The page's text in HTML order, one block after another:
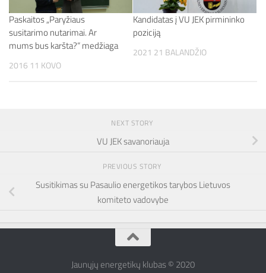
Paskaitos „Paryžiaus
susitarimo nutarimai. Ar
mums bus karšta?“ medžiaga
2016 11 KOVO
Kandidatas į VU JEK pirmininko
poziciją
2021 21 BALANDŽIO
NEXT STORY
VU JEK savanoriauja
PREVIOUS STORY
Susitikimas su Pasaulio energetikos tarybos Lietuvos
komiteto vadovybe
Jaunųjų energetikų klubas © 2020